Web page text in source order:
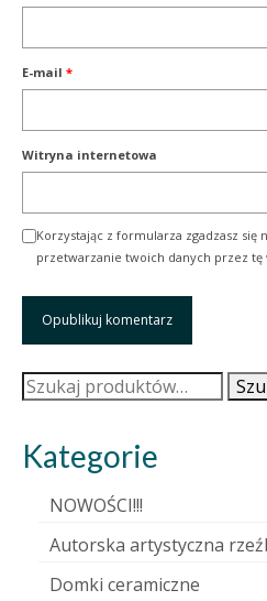
E-mail *
Witryna internetowa
Korzystając z formularza zgadzasz się
przetwarzanie twoich danych przez tę
Szukaj:
Kategorie
NOWOŚCI!!!
Autorska artystyczna
Domki ceramiczne